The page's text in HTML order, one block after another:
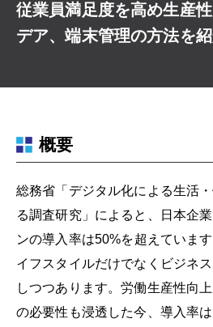
従業員満足度を高め生産
デア、端末管理の方法を
概要
総務省「デジタル化による生活
る調査研究」によると、日本企
ンの導入率は50%を超えていま
イフスタイルだけでなくビジネ
しつつあります。労働生産性向
の必要性も浸透した今、導入率